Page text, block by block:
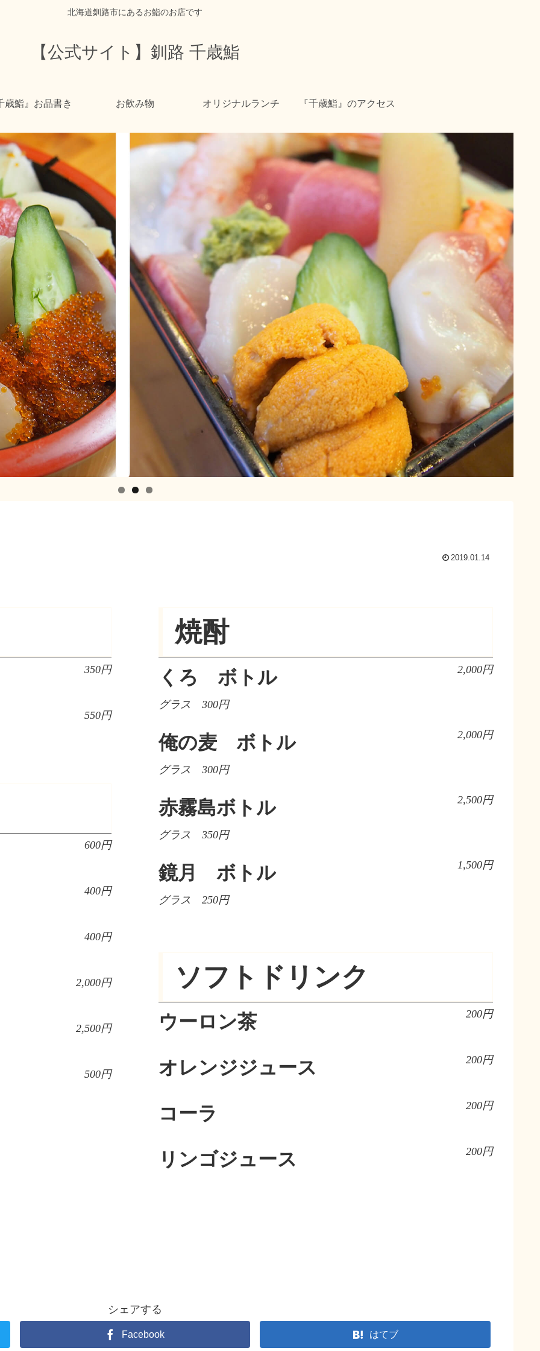
北海道釧路市にあるお鮨のお店です
【公式サイト】釧路 千歳鮨
歳鮨』お品書き お飲み物 オリジナルランチ 『千歳鮨』のアクセス
2019.01.14
350円
550円
600円
400円
400円
2,000円
2,500円
500円
焼酎
くろ ボトル 2,000円
グラス 300円
俺の麦 ボトル 2,000円
グラス 300円
赤霧島ボトル 2,500円
グラス 350円
鏡月 ボトル 1,500円
グラス 250円
ソフトドリンク
ウーロン茶 200円
オレンジジュース 200円
コーラ 200円
リンゴジュース 200円
シェアする
Facebook はてブ